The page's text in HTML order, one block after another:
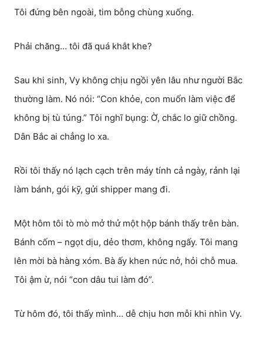
Tôi đứng bên ngoài, tim bỗng chùng xuống.
Phải chăng… tôi đã quá khắt khe?
Sau khi sinh, Vy không chịu ngồi yên lâu như người Bắc
thường làm. Nó nói: “Con khỏe, con muốn làm việc để
không bị tù túng.” Tôi nghĩ bụng: Ờ, chắc lo giữ chồng.
Dân Bắc ai chẳng lo xa.
Rồi tôi thấy nó lạch cạch trên máy tính cả ngày, rảnh lại
làm bánh, gói kỹ, gửi shipper mang đi.
Một hôm tôi tò mò mở thử một hộp bánh thấy trên bàn.
Bánh cốm – ngọt dịu, dẻo thơm, không ngấy. Tôi mang
lên mời bà hàng xóm. Bà ấy khen nức nở, hỏi chỗ mua.
Tôi ậm ừ, nói “con dâu tui làm đó”.
Từ hôm đó, tôi thấy mình… dễ chịu hơn mỗi khi nhìn Vy.